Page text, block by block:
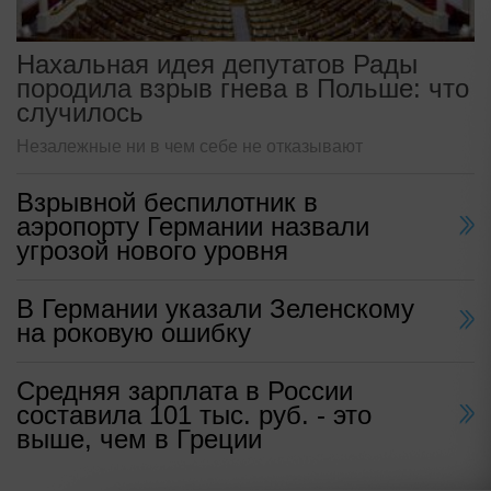
Нахальная идея депутатов Рады
породила взрыв гнева в Польше: что
случилось
Незалежные ни в чем себе не отказывают
Взрывной беспилотник в
аэропорту Германии назвали
угрозой нового уровня
В Германии указали Зеленскому
на роковую ошибку
Средняя зарплата в России
составила 101 тыс. руб. - это
выше, чем в Греции